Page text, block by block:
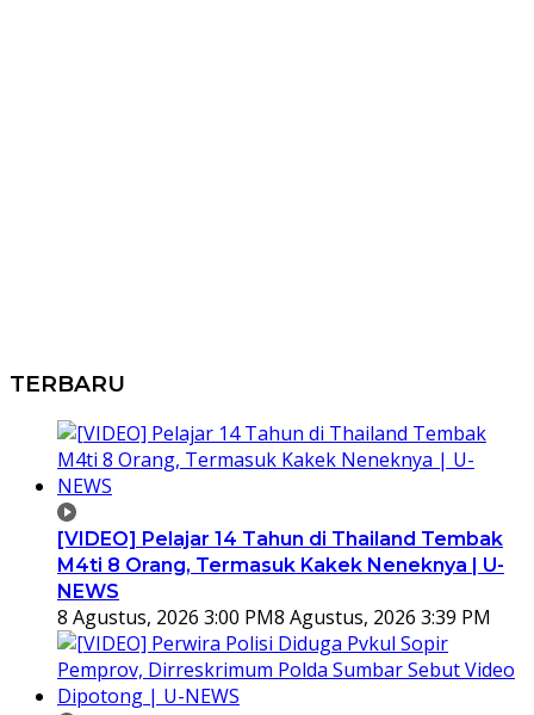
TERBARU
[VIDEO] Pelajar 14 Tahun di Thailand Tembak
M4ti 8 Orang, Termasuk Kakek Neneknya | U-
NEWS
8 Agustus, 2026 3:00 PM8 Agustus, 2026 3:39 PM